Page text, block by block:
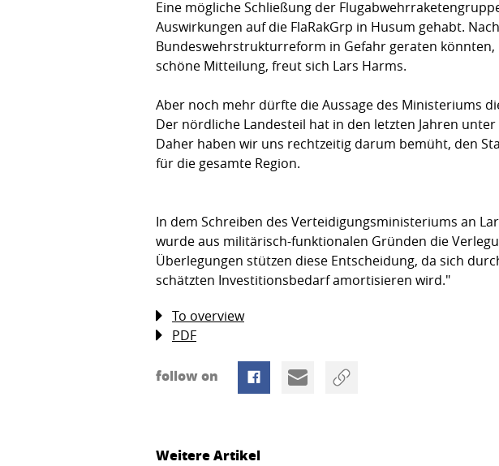
Eine mögliche Schließung der
Auswirkungen auf die FlaRakGrp in Husum gehabt.
Bundeswehrstrukturreform in Gefahr geraten
schöne Mitteilung, freut sich Lars Harms.
Aber noch mehr dürfte die Aussage des Ministeriums
Der nördliche Landesteil hat in den letzten Jahren
Daher haben wir uns rechtzeitig darum bemüht, den
für die gesamte Region.
In dem Schreiben des Verteidigungsministeriums an
wurde aus militärisch-funktionalen Gründen die
Überlegungen stützen diese Entscheidung, da sich
schätzten Investitionsbedarf amortisieren wird."
To overview
PDF
follow on
Weitere Artikel